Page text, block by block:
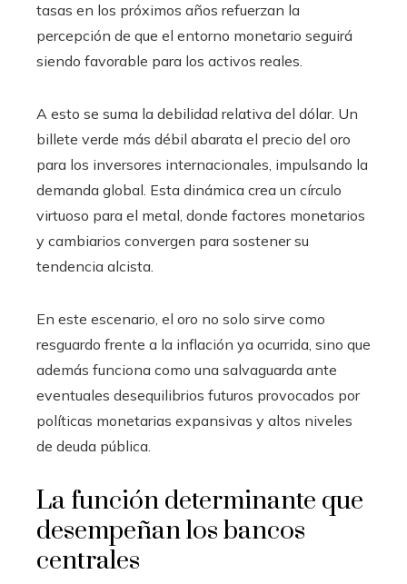
tasas en los próximos años refuerzan la
percepción de que el entorno monetario seguirá
siendo favorable para los activos reales.
A esto se suma la debilidad relativa del dólar. Un
billete verde más débil abarata el precio del oro
para los inversores internacionales, impulsando la
demanda global. Esta dinámica crea un círculo
virtuoso para el metal, donde factores monetarios
y cambiarios convergen para sostener su
tendencia alcista.
En este escenario, el oro no solo sirve como
resguardo frente a la inflación ya ocurrida, sino que
además funciona como una salvaguarda ante
eventuales desequilibrios futuros provocados por
políticas monetarias expansivas y altos niveles
de deuda pública.
La función determinante que
desempeñan los bancos
centrales